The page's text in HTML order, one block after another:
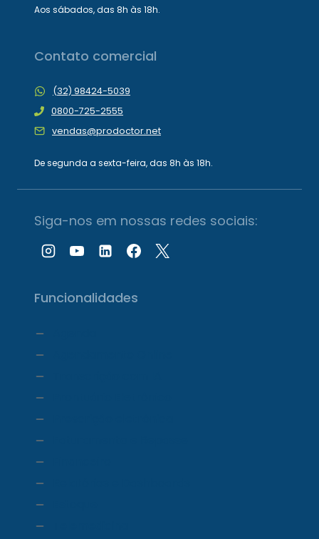
Aos sábados, das 8h às 18h.
Contato comercial
(32) 98424-5039
0800-725-2555
vendas@prodoctor.net
De segunda a sexta-feira, das 8h às 18h.
Siga-nos em nossas redes sociais:
Funcionalidades